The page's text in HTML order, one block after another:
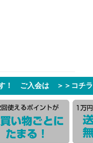
！ ご入会は ＞＞コチラ